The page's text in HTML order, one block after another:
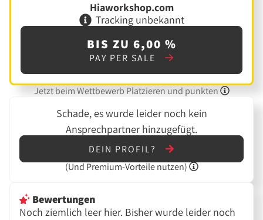
Hiaworkshop.com
Tracking unbekannt
BIS ZU 6,00 %
PAY PER SALE
Jetzt beim Wettbewerb Platzieren und punkten
Schade, es wurde leider noch kein
Ansprechpartner hinzugefügt.
DEIN PROFIL?
(Und Premium-Vorteile nutzen)
Bewertungen
Noch ziemlich leer hier. Bisher wurde leider noch